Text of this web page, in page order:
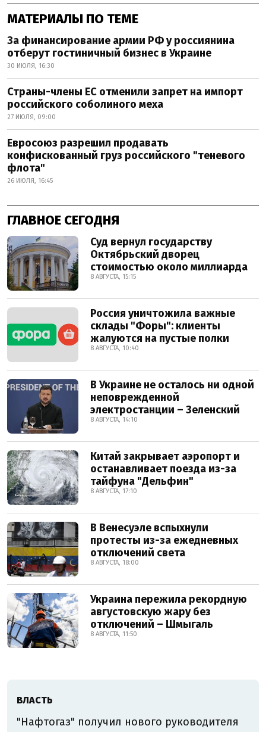
МАТЕРИАЛЫ ПО ТЕМЕ
За финансирование армии РФ у россиянина
отберут гостиничный бизнес в Украине
30 ИЮЛЯ, 16:30
Страны-члены ЕС отменили запрет на импорт
российского соболиного меха
27 ИЮЛЯ, 09:00
Евросоюз разрешил продавать
конфискованный груз российского "теневого
флота"
26 ИЮЛЯ, 16:45
ГЛАВНОЕ СЕГОДНЯ
Суд вернул государству
Октябрьский дворец
стоимостью около миллиарда
8 АВГУСТА, 15:15
Россия уничтожила важные
склады "Форы": клиенты
жалуются на пустые полки
8 АВГУСТА, 10:40
В Украине не осталось ни одной
неповрежденной
электростанции – Зеленский
8 АВГУСТА, 14:10
Китай закрывает аэропорт и
останавливает поезда из-за
тайфуна "Дельфин"
8 АВГУСТА, 17:10
В Венесуэле вспыхнули
протесты из-за ежедневных
отключений света
8 АВГУСТА, 18:00
Украина пережила рекордную
августовскую жару без
отключений – Шмыгаль
8 АВГУСТА, 11:50
ВЛАСТЬ
"Нафтогаз" получил нового руководителя